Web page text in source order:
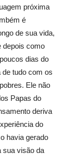
próxima
é
de sua vida,
depois como
dias do
de tudo com os
Ele não
Papas do
deriva
do
havia gerado
sua visão da